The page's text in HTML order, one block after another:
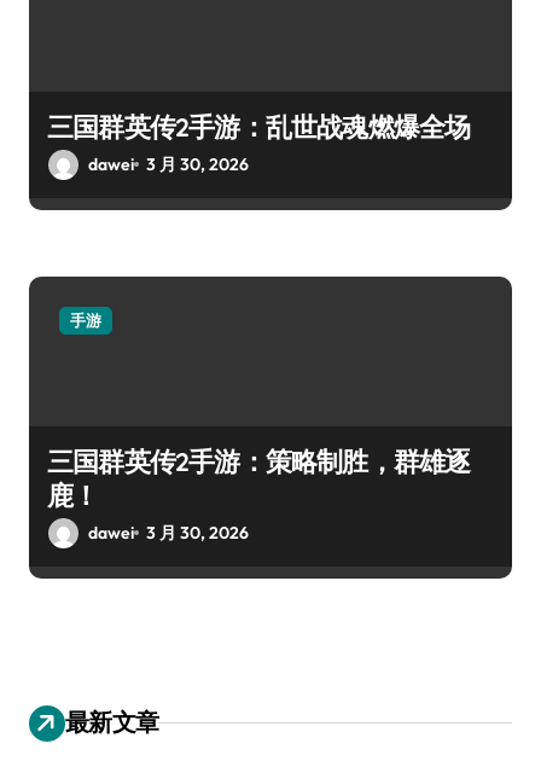
三国群英传2手游：乱世战魂燃爆全场
dawei 3 月 30, 2026
手游
三国群英传2手游：策略制胜，群雄逐
鹿！
dawei 3 月 30, 2026
最新文章